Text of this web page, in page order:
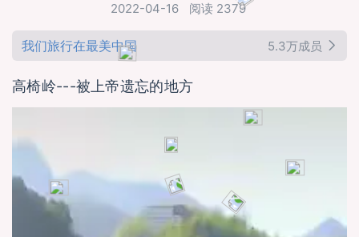
2022-04-16 阅读 2379
我们旅行在最美中国 5.3万成员
高椅岭---被上帝遗忘的地方